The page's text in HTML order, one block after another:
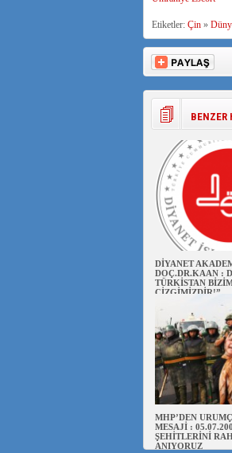
Etiketler: Çin»
BENZER
DİYANET
DOÇ.DR.KAAN :
TÜRKİSTAN
ÇİZGİMİZDİR!”
MHP’DEN
MESAJİ :
ŞEHİTLERİNİ
ANIYORUZ